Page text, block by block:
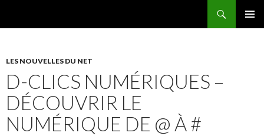
LES NOUVELLES DU NET
D-CLICS NUMÉRIQUES –
DÉCOUVRIR LE
NUMÉRIQUE DE @ À #